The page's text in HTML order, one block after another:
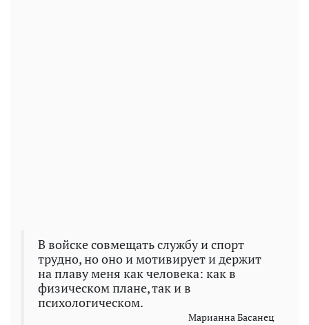
В войске совмещать службу и спорт
трудно, но оно и мотивирует и держит
на плаву меня как человека: как в
физическом плане, так и в
психологическом.
Марианна Басанец